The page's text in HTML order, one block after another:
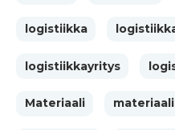
logistiikka
logistiikkayritys
Materiaali